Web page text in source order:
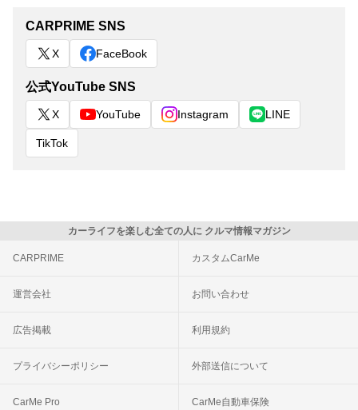
CARPRIME SNS
X FaceBook
公式YouTube SNS
X YouTube Instagram LINE
TikTok
カーライフを楽しむ全ての人に クルマ情報マガジン
CARPRIME カスタムCarMe
運営会社 お問い合わせ
広告掲載 利用規約
プライバシーポリシー 外部送信について
CarMe Pro CarMe自動車保険